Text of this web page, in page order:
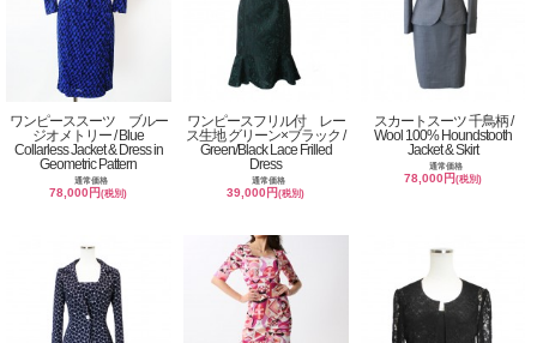
ワンピーススーツ ブルー
ジオメトリー / Blue
Collarless Jacket & Dress in
Geometric Pattern
通常価格
78,000円(税別)
ワンピースフリル付 レー
ス生地 グリーン×ブラック /
Green/Black Lace Frilled
Dress
通常価格
39,000円(税別)
スカートスーツ 千鳥柄 /
Wool 100% Houndstooth
Jacket & Skirt
通常価格
78,000円(税別)